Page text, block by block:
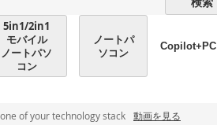
5in1/2in1
モバイル
ノートパソ
コン
ノートパ
ソコン
Copilot+PC
of your technology stack 動画を見る